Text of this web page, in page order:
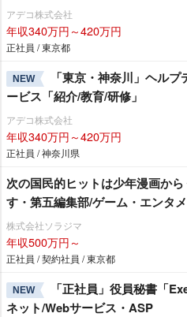
アデコ株式会社
年収340万円～420万円
正社員 / 東京都
NEW
「東京・神奈川」ヘル
ービス「紹介/教育/研修」
アデコ株式会社
年収340万円～420万円
正社員 / 神奈川県
次の国民的ヒットは少年漫画か
す・第五編集部/ゲーム・エンタメ
株式会社ソラジマ
年収500万円～
正社員 / 契約社員 / 東京都
NEW
「正社員」役員秘書「
ネット/Webサービス・ASP